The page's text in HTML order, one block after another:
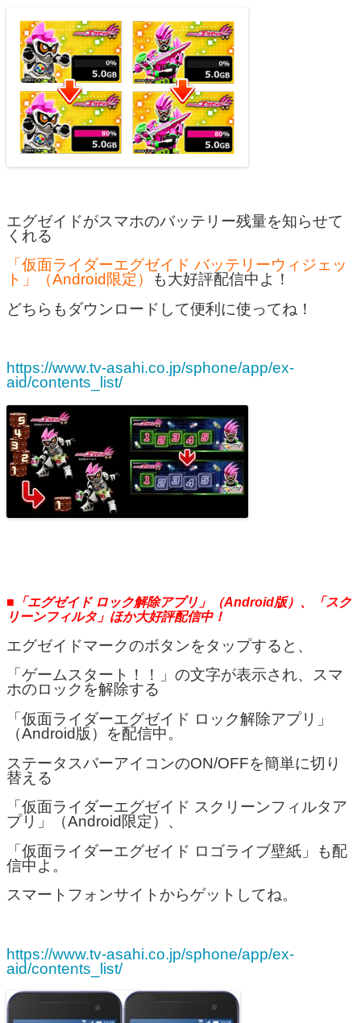
エグゼイドがスマホのバッテリー残量を知らせて
くれる
「仮面ライダーエグゼイド バッテリーウィジェッ
ト」（Android限定）
も大好評配信中よ！
どちらもダウンロードして便利に使ってね！
https://www.tv-asahi.co.jp/sphone/app/ex-
aid/contents_list/
■「エグゼイド ロック解除アプリ」（Android版）、「スク
リーンフィルタ」ほか大好評配信中！
エグゼイドマークのボタンをタップすると、
「ゲームスタート！！」の文字が表示され、スマ
ホのロックを解除する
「仮面ライダーエグゼイド ロック解除アプリ」
（Android版）を配信中。
ステータスバーアイコンのON/OFFを簡単に切り
替える
「仮面ライダーエグゼイド スクリーンフィルタア
プリ」（Android限定）、
「仮面ライダーエグゼイド ロゴライブ壁紙」も配
信中よ。
スマートフォンサイトからゲットしてね。
https://www.tv-asahi.co.jp/sphone/app/ex-
aid/contents_list/